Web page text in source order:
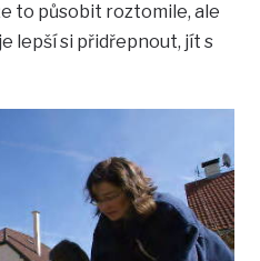
to působit roztomile, ale
lepší si přidřepnout, jít s